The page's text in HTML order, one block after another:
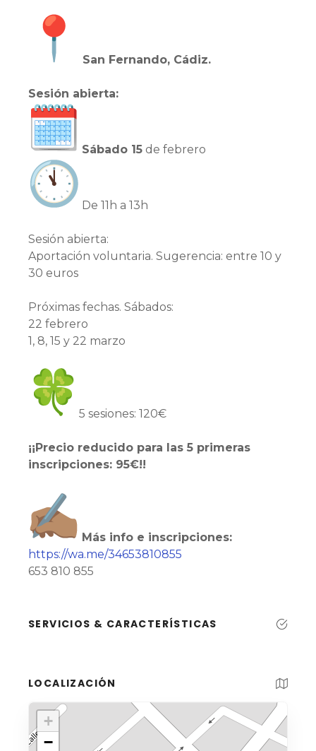
San Fernando, Cádiz.
Sesión abierta:
Sábado 15 de febrero
De 11h a 13h
Sesión abierta:
Aportación voluntaria. Sugerencia: entre 10 y
30 euros
Próximas fechas. Sábados:
22 febrero
1, 8, 15 y 22 marzo
5 sesiones: 120€
¡¡Precio reducido para las 5 primeras
inscripciones: 95€!!
Más info e inscripciones:
https://wa.me/34653810855
653 810 855
SERVICIOS & CARACTERÍSTICAS
LOCALIZACIÓN
+
−